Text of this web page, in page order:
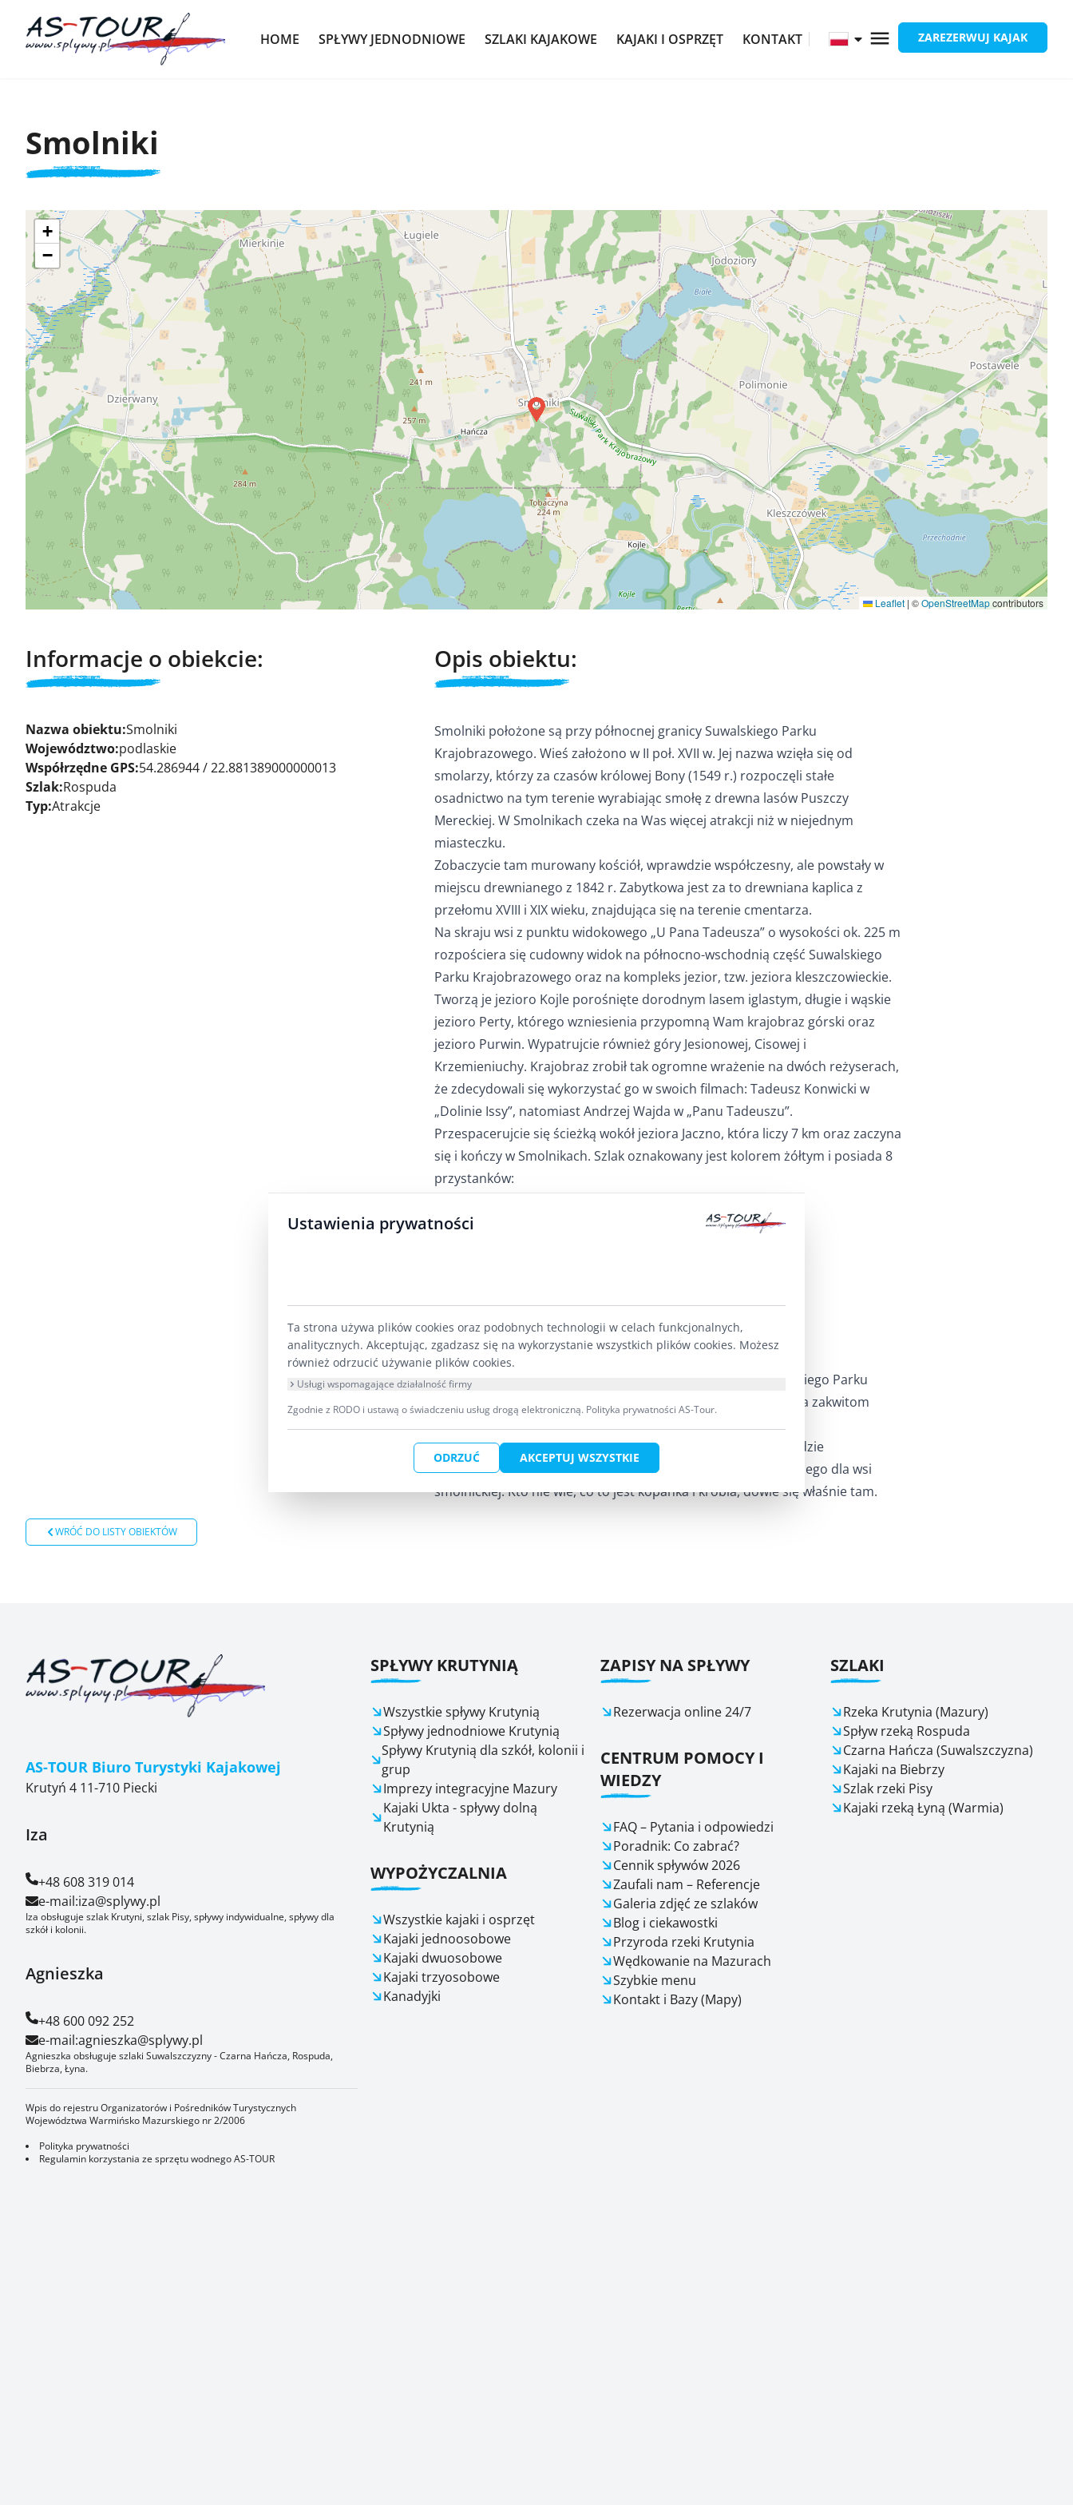
HOME SPŁYWY JEDNODNIOWE SZLAKI KAJAKOWE KAJAKI I OSPRZĘT KONTAKT ZAREZERWUJ KAJAK
Smolniki
+
−
Leaflet | ©OpenStreetMapcontributors
Informacje o obiekcie:
Nazwa obiektu:Smolniki
Województwo:podlaskie
Współrzędne GPS:54.286944 / 22.881389000000013
Szlak:Rospuda
Typ:Atrakcje
Opis obiektu:
Smolniki położone są przy północnej granicy Suwalskiego Parku
Krajobrazowego. Wieś założono w II poł. XVII w. Jej nazwa wzięła się od
smolarzy, którzy za czasów królowej Bony (1549 r.) rozpoczęli stałe
osadnictwo na tym terenie wyrabiając smołę z drewna lasów Puszczy
Mereckiej. W Smolnikach czeka na Was więcej atrakcji niż w niejednym
miasteczku.
Zobaczycie tam murowany kościół, wprawdzie współczesny, ale powstały w
miejscu drewnianego z 1842 r. Zabytkowa jest za to drewniana kaplica z
przełomu XVIII i XIX wieku, znajdująca się na terenie cmentarza.
Na skraju wsi z punktu widokowego „U Pana Tadeusza” o wysokości ok. 225 m
rozpościera się cudowny widok na północno-wschodnią część Suwalskiego
Parku Krajobrazowego oraz na kompleks jezior, tzw. jeziora kleszczowieckie.
Tworzą je jezioro Kojle porośnięte dorodnym lasem iglastym, długie i wąskie
jezioro Perty, którego wzniesienia przypomną Wam krajobraz górski oraz
jezioro Purwin. Wypatrujcie również góry Jesionowej, Cisowej i
Krzemieniuchy. Krajobraz zrobił tak ogromne wrażenie na dwóch reżyserach,
że zdecydowali się wykorzystać go w swoich filmach: Tadeusz Konwicki w
„Dolinie Issy”, natomiast Andrzej Wajda w „Panu Tadeuszu”.
Przespacerujcie się ścieżką wokół jeziora Jaczno, która liczy 7 km oraz zaczyna
się i kończy w Smolnikach. Szlak oznakowany jest kolorem żółtym i posiada 8
przystanków:
2. Brama do Suwalskiego Parku Krajobrazowego.
7. Bobrowe źródła.
8. Erozyjny Jar Strumienia
Jezioro Jaczno uznawane jest za najpiękniejszy akwen Suwalskiego Parku
Krajobrazowego. Swój unikalny, malachitowy kolor zawdzięcza zakwitom
Zwiedzanie Smolnik zakończyć możecie w Izbie regionalnej, gdzie
prezentowane są sprzęty gospodarstwa domowego tradycyjnego dla wsi
smolnickiej. Kto nie wie, co to jest kopańka i krobia, dowie się właśnie tam.
WRÓĆ DO LISTY OBIEKTÓW
AS-TOUR Biuro Turystyki Kajakowej
Krutyń 4 11-710 Piecki
Iza
+48 608 319 014
e-mail:iza@splywy.pl
Iza obsługuje szlak Krutyni, szlak Pisy, spływy indywidualne, spływy dla
szkół i kolonii.
Agnieszka
+48 600 092 252
e-mail:agnieszka@splywy.pl
Agnieszka obsługuje szlaki Suwalszczyzny - Czarna Hańcza, Rospuda,
Biebrza, Łyna.
Wpis do rejestru Organizatorów i Pośredników Turystycznych
Województwa Warmińsko Mazurskiego nr 2/2006
Polityka prywatności
Regulamin korzystania ze sprzętu wodnego AS-TOUR
SPŁYWY KRUTYNIĄ
Wszystkie spływy Krutynią
Spływy jednodniowe Krutynią
Spływy Krutynią dla szkół, kolonii i
grup
Imprezy integracyjne Mazury
Kajaki Ukta - spływy dolną
Krutynią
WYPOŻYCZALNIA
Wszystkie kajaki i osprzęt
Kajaki jednoosobowe
Kajaki dwuosobowe
Kajaki trzyosobowe
Kanadyjki
ZAPISY NA SPŁYWY
Rezerwacja online 24/7
CENTRUM POMOCY I
WIEDZY
FAQ – Pytania i odpowiedzi
Poradnik: Co zabrać?
Cennik spływów 2026
Zaufali nam – Referencje
Galeria zdjęć ze szlaków
Blog i ciekawostki
Przyroda rzeki Krutynia
Wędkowanie na Mazurach
Szybkie menu
Kontakt i Bazy (Mapy)
SZLAKI
Rzeka Krutynia (Mazury)
Spływ rzeką Rospuda
Czarna Hańcza (Suwalszczyzna)
Kajaki na Biebrzy
Szlak rzeki Pisy
Kajaki rzeką Łyną (Warmia)
Ustawienia prywatności
Ta strona używa plików cookies oraz podobnych technologii w celach funkcjonalnych,
analitycznych. Akceptując, zgadzasz się na wykorzystanie wszystkich plików cookies. Możesz
również odrzucić używanie plików cookies.
Usługi wspomagające działalność firmy
Zgodnie z RODO i ustawą o świadczeniu usług drogą elektroniczną. Polityka prywatności AS-Tour.
ODRZUĆ AKCEPTUJ WSZYSTKIE